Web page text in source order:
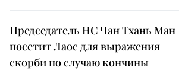
Председатель НС Чан Тхань Ман
посетит Лаос для выражения
скорби по случаю кончины